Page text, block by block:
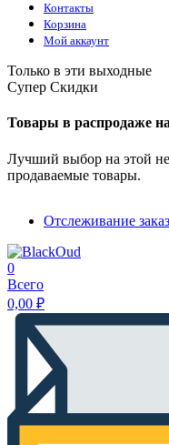
Контакты
Корзина
Мой аккаунт
Только в эти выходные
Супер Скидки
Товары в распродаже
Лучший выбор на этой
продаваемые товары.
Отслеживание
0
Всего
0,00 ₽